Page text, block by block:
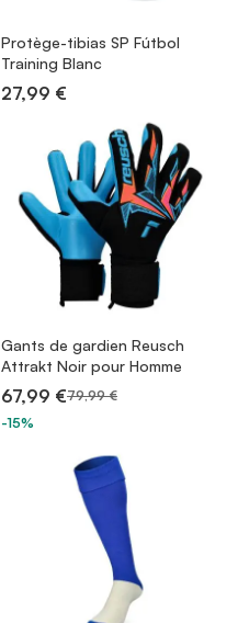
Protège-tibias SP Fútbol
Training Blanc
27,99 €
Gants de gardien Reusch
Attrakt Noir pour Homme
67,99 €79,99 €
-15%